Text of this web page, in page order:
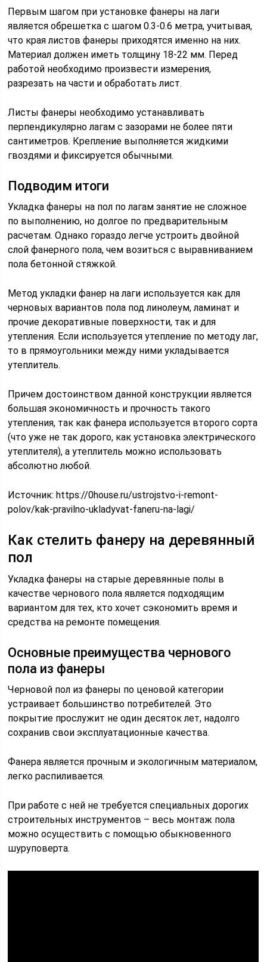
Первым шагом при установке фанеры на лаги
является обрешетка с шагом 0.3-0.6 метра, учитывая,
что края листов фанеры приходятся именно на них.
Материал должен иметь толщину 18-22 мм. Перед
работой необходимо произвести измерения,
разрезать на части и обработать лист.
Листы фанеры необходимо устанавливать
перпендикулярно лагам с зазорами не более пяти
сантиметров. Крепление выполняется жидкими
гвоздями и фиксируется обычными.
Подводим итоги
Укладка фанеры на пол по лагам занятие не сложное
по выполнению, но долгое по предварительным
расчетам. Однако гораздо легче устроить двойной
слой фанерного пола, чем возиться с выравниванием
пола бетонной стяжкой.
Метод укладки фанер на лаги используется как для
черновых вариантов пола под линолеум, ламинат и
прочие декоративные поверхности, так и для
утепления. Если используется утепление по методу лаг,
то в прямоугольники между ними укладывается
утеплитель.
Причем достоинством данной конструкции является
большая экономичность и прочность такого
утепления, так как фанера используется второго сорта
(что уже не так дорого, как установка электрического
утеплителя), а утеплитель можно использовать
абсолютно любой.
Источник:https://0house.ru/ustrojstvo-i-remont-
polov/kak-pravilno-ukladyvat-faneru-na-lagi/
Как стелить фанеру на деревянный
пол
Укладка фанеры на старые деревянные полы в
качестве чернового пола является подходящим
вариантом для тех, кто хочет сэкономить время и
средства на ремонте помещения.
Основные преимущества чернового
пола из фанеры
Черновой пол из фанеры по ценовой категории
устраивает большинство потребителей. Это
покрытие прослужит не один десяток лет, надолго
сохранив свои эксплуатационные качества.
Фанера является прочным и экологичным материалом,
легко распиливается.
При работе с ней не требуется специальных дорогих
строительных инструментов – весь монтаж пола
можно осуществить с помощью обыкновенного
шуруповерта.